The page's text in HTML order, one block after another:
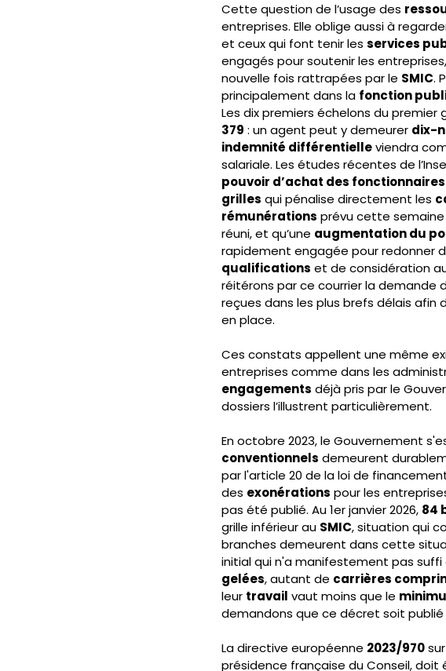
Cette question de l’usage des
entreprises. Elle oblige aussi à
et ceux qui font tenir les services
engagés pour soutenir les
nouvelle fois rattrapées par le SMIC.
principalement dans la fonction
Les dix premiers échelons du
379 : un agent peut y demeurer dix-
indemnité différentielle viendra
salariale. Les études récentes de
pouvoir d’achat des fonctionnaires
grilles qui pénalise directement les
rémunérations prévu cette semaine
réuni, et qu’une augmentation du
rapidement engagée pour redonner
qualifications et de considération
réitérons par ce courrier la demande
reçues dans les plus brefs délais afin
en place.
Ces constats appellent une même
entreprises comme dans les
engagements déjà pris par le
dossiers l’illustrent particulièrement.
En octobre 2023, le Gouvernement
conventionnels demeurent
par l'article 20 de la loi de
des exonérations pour les
pas été publié. Au 1er janvier 2026, 84
grille inférieur au SMIC, situation qui
branches demeurent dans cette
initial qui n'a manifestement pas
gelées, autant de carrières
leur travail vaut moins que le
demandons que ce décret soit publié
La directive européenne 2023/970
présidence française du Conseil,